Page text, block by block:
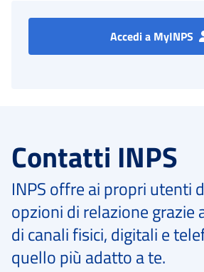
Accedi a MyINPS
Contatti INPS
INPS offre ai propri utenti
opzioni di relazione
di canali fisici, digitali e
quello più adatto a te.